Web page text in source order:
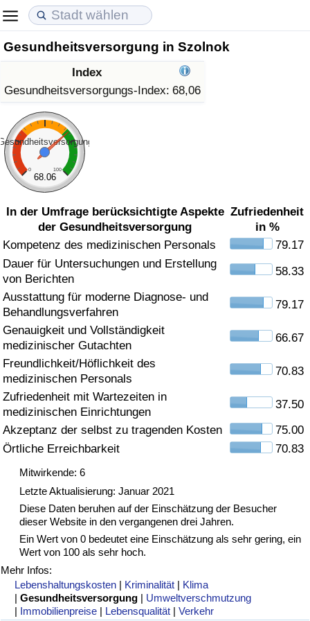
Gesundheitsversorgung in Szolnok
Index
Gesundheitsversorgungs-Index: 68,06
0 100
68.06
In der Umfrage berücksichtigte Aspekte
der Gesundheitsversorgung
Zufriedenheit
in %
Kompetenz des medizinischen Personals
79.17
Dauer für Untersuchungen und Erstellung
von Berichten
58.33
Ausstattung für moderne Diagnose- und
Behandlungsverfahren
79.17
Genauigkeit und Vollständigkeit
medizinischer Gutachten
66.67
Freundlichkeit/Höflichkeit des
medizinischen Personals
70.83
Zufriedenheit mit Wartezeiten in
medizinischen Einrichtungen
37.50
Akzeptanz der selbst zu tragenden Kosten
75.00
Örtliche Erreichbarkeit
70.83
Mitwirkende: 6
Letzte Aktualisierung: Januar 2021
Diese Daten beruhen auf der Einschätzung der Besucher
dieser Website in den vergangenen drei Jahren.
Ein Wert von 0 bedeutet eine Einschätzung als sehr gering, ein
Wert von 100 als sehr hoch.
Mehr Infos:
Lebenshaltungskosten | Kriminalität | Klima
|Gesundheitsversorgung | Umweltverschmutzung
| Immobilienpreise | Lebensqualität |Verkehr
Lebenshaltungskosten
Lebenshaltungskosten-Index (aktuell)
Lebenshaltungskosten-Index
Lebenshaltungskosten-Index nach Land
in Akaba
Immobilienpreise
Immobilienpreis-Index (aktuell)
Immobilienpreis-Index
Immobilienpreis-Index nach Land
Lebensqualität
Lebensqualität-Index
Lebensqualität-Index (aktuell)
Lebensqualitätsindex nach Land
Kriminalität
Kriminalitäts-Index (aktuell)
Kriminalitäts-Index
Kriminalitätsindex nach Land
Gesundheitsversorgung
Gesundheitsversorgungs-Index (aktuell)
Gesundheitsversorgungs-Index
Gesundheitsversorgungs-Index nach Land
Umweltverschmutzung
Umweltverschmutzungs-Index (aktuell)
Verschmutzungsindex
Umweltverschmutzungs-Index nach Land
Verkehr